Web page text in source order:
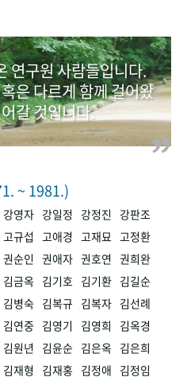
행정박물 영상 기록물
+1
연구원 사람들입니다.
은 다르게 함께 걸어왔
갈 것입니다.
~ 1981.)
강영자 강일정 강정진
강판조
고규섭 고애경 고재묘 고정환
권순인 권애자 권호연 권희완
김금옥 김기호 김기환 김길순
김병숙 김복규 김복자 김선례
김연중 김영기 김영희
김옥경
김원년 김윤순 김은옥 김은희
김재형 김재홍 김정애 김정임